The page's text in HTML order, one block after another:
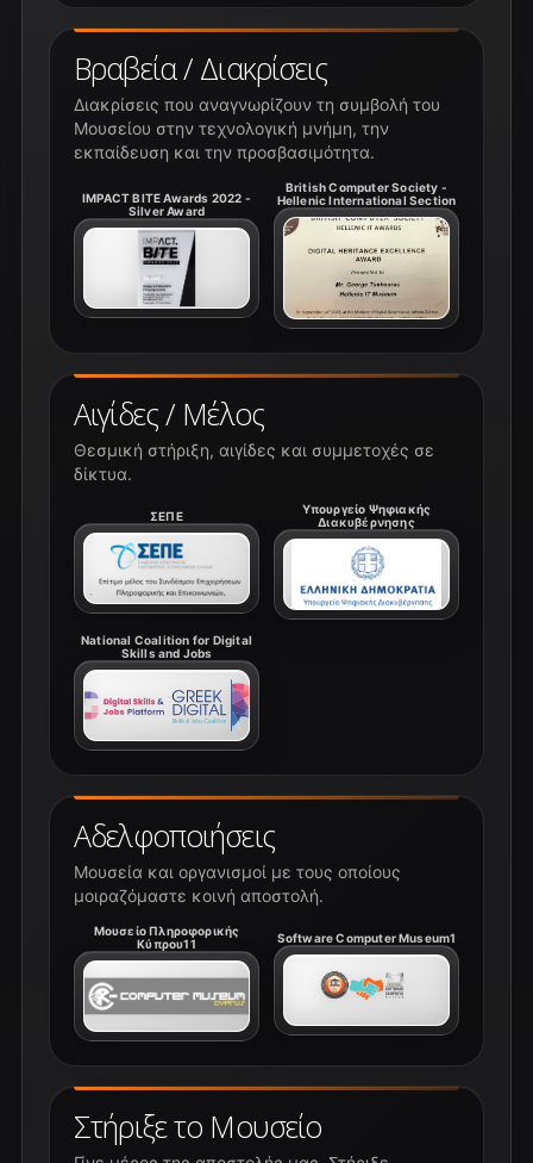
Αδελφοποιήσεις
Μουσεία και οργανισμοί με τους οποίους
μοιραζόμαστε κοινή αποστολή.
Μουσείο Πληροφορικής
Κύπρου11
Software Computer Museum1
Αιγίδες / Μέλος
Θεσμική στήριξη, αιγίδες και συμμετοχές σε
δίκτυα.
ΣΕΠΕ
Υπουργείο Ψηφιακής
Διακυβέρνησης
National Coalition for Digital
Skills and Jobs
Βραβεία / Διακρίσεις
Διακρίσεις που αναγνωρίζουν τη συμβολή του
Μουσείου στην τεχνολογική μνήμη, την
εκπαίδευση και την προσβασιμότητα.
IMPACT BITE Awards 2022 -
Silver Award
British Computer Society -
Hellenic International Section
Στήριξε το Μουσείο